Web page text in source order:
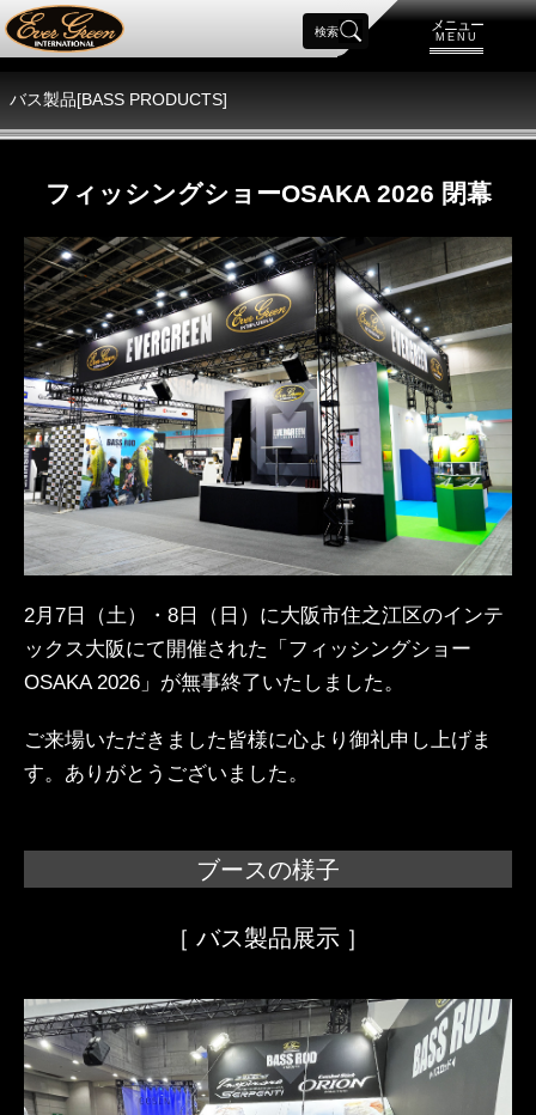
メニュー
MENU
検索
バス製品[BASS PRODUCTS]
フィッシングショーOSAKA 2026 閉幕
2月7日（土）・8日（日）に大阪市住之江区のインテ
ックス大阪にて開催された「フィッシングショー
OSAKA 2026」が無事終了いたしました。
ご来場いただきました皆様に心より御礼申し上げま
す。ありがとうございました。
ブースの様子
［ バス製品展示 ］